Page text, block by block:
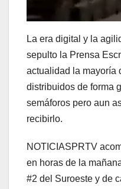
La era digital y la
sepulto la Prensa
actualidad la mayoría
distribuidos de forma
semáforos pero aun
recibirlo.
NOTICIASPRTV
en horas de la
#2 del Suroeste y de